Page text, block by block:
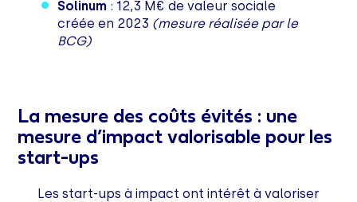
Solinum : 12,3 M€ de valeur sociale
créée en 2023 (mesure réalisée par le
BCG)
La mesure des coûts évités : une
mesure d’impact valorisable pour les
start-ups
Les start-ups à impact ont intérêt à valoriser